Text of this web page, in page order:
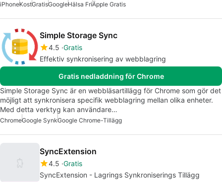
iPhoneKostGratisGoogleHälsa FriÄpple Gratis
Simple Storage Sync
4.5 Gratis
Effektiv synkronisering av webblagring
Gratis nedladdning för Chrome
Simple Storage Sync är en webbläsartillägg för Chrome som gör det
möjligt att synkronisera specifik webblagring mellan olika enheter.
Med detta verktyg kan användare…
ChromeGoogle SynkGoogle Chrome-Tillägg
SyncExtension
4.5 Gratis
SyncExtension - Lagrings Synkroniserings Tillägg